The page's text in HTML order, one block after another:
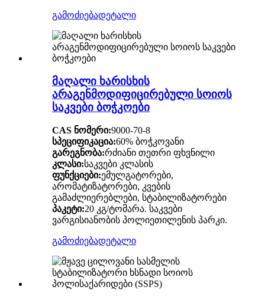
გამოძიებადეტალი
მაღალი ხარისხის
არაგენმოდიფიცირებული სოიოს
საკვები ბოჭკოები
CAS ნომერი:9000-70-8
სპეციფიკაცია:60% ბოჭკოვანი
გარეგნობა:რძიანი თეთრი ფხვნილი
კლასი:საკვები კლასის
ფუნქციები:ემულგატორები,
არომატიზატორები, კვების
გამაძლიერებლები, სტაბილიზატორები
პაკეტი:20 კგ/ტომარა. საკვები
ვარგისიანობის პოლიეთილენის პარკი.
გამოძიებადეტალი